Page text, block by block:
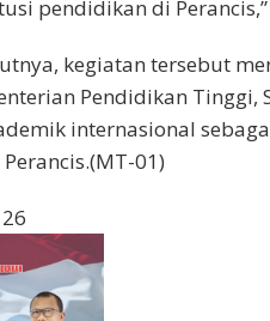
pendidikan di
kegiatan tersebut
Pendidikan
internasional
01)
26